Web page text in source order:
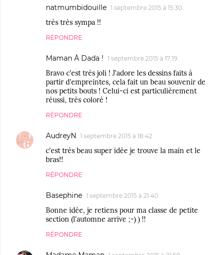
natmumbidouille 1 septembre 2015 à 15:30
très très sympa !!
RÉPONDRE
Maman À Dada ! 1 septembre 2015 à 17:19
Bravo c'est très joli ! J'adore les dessins faits à
partir d'empreintes, cela fait un beau souvenir de
nos petits bouts ! Celui-ci est particulièrement
réussi, très coloré !
RÉPONDRE
AudreyN 1 septembre 2015 à 18:42
c'est trés beau super idée je trouve la main et le
bras!!
RÉPONDRE
Basephine 1 septembre 2015 à 21:40
Bonne idée, je retiens pour ma classe de petite
section (l'automne arrive ;-) ) !!
RÉPONDRE